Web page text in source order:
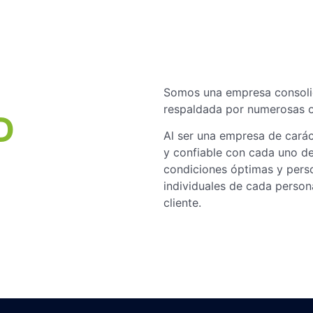
Somos una empresa
respaldada por numerosas
Al ser una empresa de
y confiable con cada uno
condiciones óptimas y
individuales de cada
cliente.